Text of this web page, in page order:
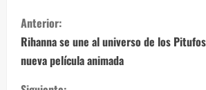
S
i
g
Anterior:
Rihanna se une al universo de los
nueva película animada